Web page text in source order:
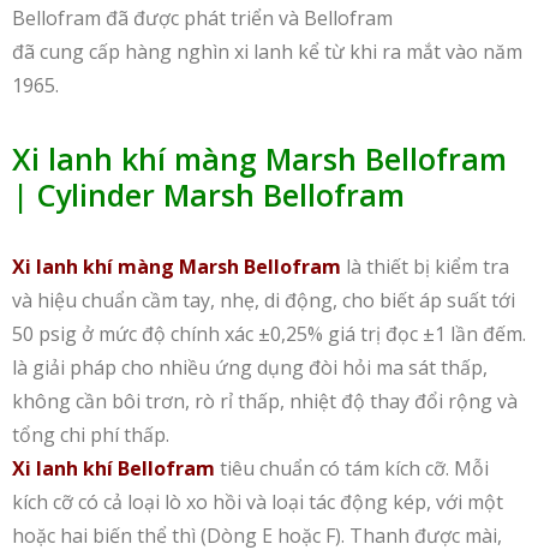
Bellofram đã được phát triển và Bellofram
đã cung cấp hàng nghìn xi lanh kể từ khi ra mắt vào năm
1965.
Xi lanh khí màng Marsh Bellofram
| Cylinder Marsh Bellofram
Xi lanh khí màng Marsh Bellofram là thiết bị kiểm tra
và hiệu chuẩn cầm tay, nhẹ, di động, cho biết áp suất tới
50 psig ở mức độ chính xác ±0,25% giá trị đọc ±1 lần đếm.
là giải pháp cho nhiều ứng dụng đòi hỏi ma sát thấp,
không cần bôi trơn, rò rỉ thấp, nhiệt độ thay đổi rộng và
tổng chi phí thấp.
Xi lanh khí Bellofram tiêu chuẩn có tám kích cỡ. Mỗi
kích cỡ có cả loại lò xo hồi và loại tác động kép, với một
hoặc hai biến thể thì (Dòng E hoặc F). Thanh được mài,